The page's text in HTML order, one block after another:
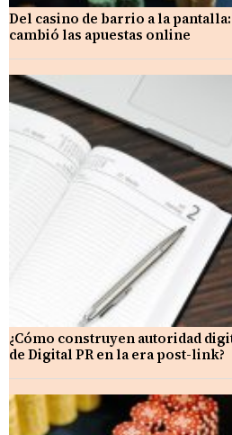
Del casino de barrio a la
cambió las apuestas online
¿Cómo construyen autoridad
de Digital PR en la era post-link?